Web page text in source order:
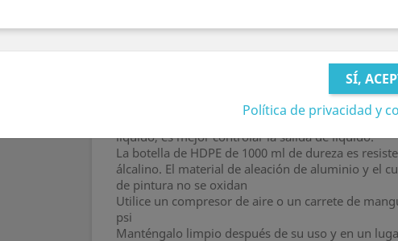
SGCB TORNADO CAR
CEPILLO
La pistola de limpieza proporciona un flujo de
poderoso, basada en principios aeroespaciales y
rotación recientemente desarrollada, para
líquidos de manera rápida y efectiva.
Debido al núcleo de soplado mecánico y la
líquido, es mejor controlar la salida de líquido.
La botella de HDPE de 1000 ml de dureza es
álcalino. El material de aleación de aluminio y el
de pintura no se oxidan
Utilice un compresor de aire o un carrete de
psi
Manténgalo limpio después de su uso y en un
Política de privacidad y